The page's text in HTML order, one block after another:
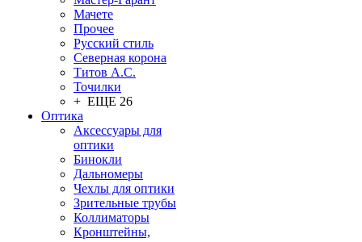
Мачете
Прочее
Русский стиль
Северная корона
Титов А.С.
Точилки
+ ЕЩЕ 26
Оптика
Аксессуары для
оптики
Бинокли
Дальномеры
Чехлы для оптики
Зрительные трубы
Коллиматоры
Кронштейны,